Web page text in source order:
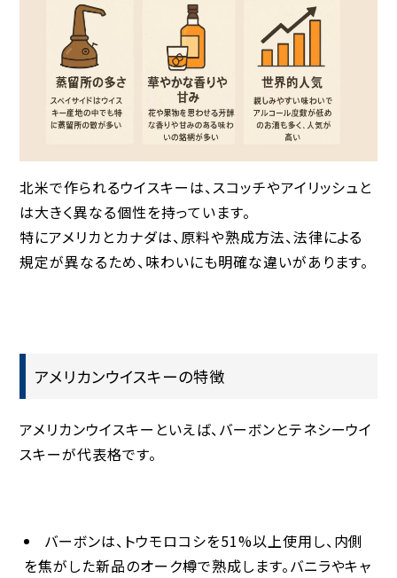
北米で作られるウイスキーは、スコッチやアイリッシュと
は大きく異なる個性を持っています。
特にアメリカとカナダは、原料や熟成方法、法律による
規定が異なるため、味わいにも明確な違いがあります。
アメリカンウイスキーの特徴
アメリカンウイスキーといえば、 バーボンとテネシーウイ
スキーが代表格です。
バーボンは、トウモロコシを51%以上使用し、内側
を焦がした新品のオーク樽で熟成します。バニラやキャ